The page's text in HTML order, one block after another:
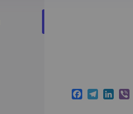
Facebook
Telegram